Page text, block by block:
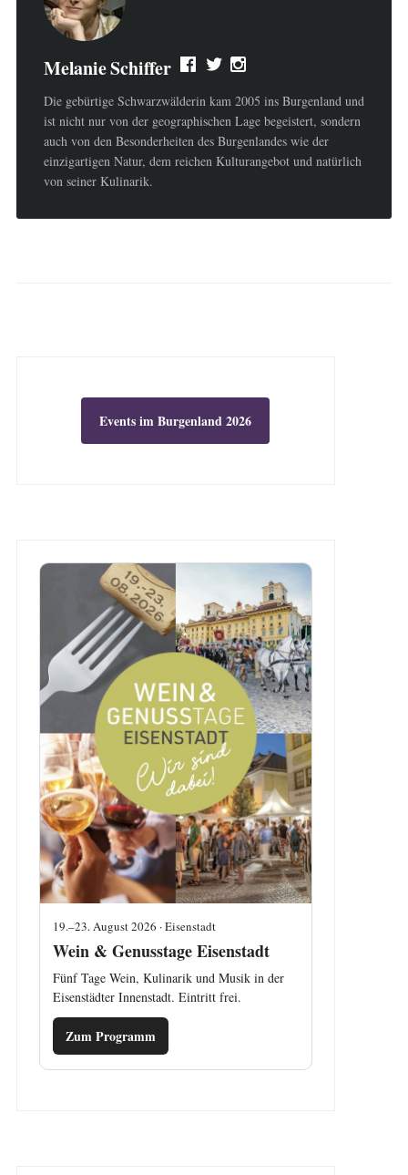
Melanie Schiffer
Die gebürtige Schwarzwälderin kam 2005 ins Burgenland und
ist nicht nur von der geographischen Lage begeistert, sondern
auch von den Besonderheiten des Burgenlandes wie der
einzigartigen Natur, dem reichen Kulturangebot und natürlich
von seiner Kulinarik.
Events im Burgenland 2026
19.–23. August 2026 · Eisenstadt
Wein & Genusstage Eisenstadt
Fünf Tage Wein, Kulinarik und Musik in der
Eisenstädter Innenstadt. Eintritt frei.
Zum Programm